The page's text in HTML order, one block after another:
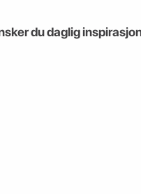
du daglig